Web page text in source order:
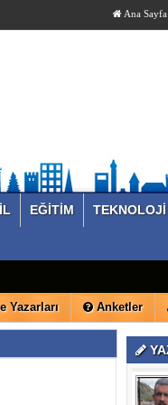
Ana Sayfa
EĞİTİM TEKNOLOJİ
Yazarları Anketler